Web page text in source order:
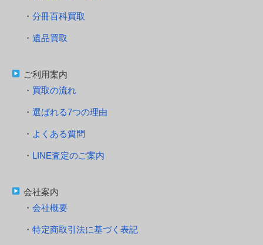
分冊百科買取
遺品買取
ご利用案内
買取の流れ
選ばれる7つの理由
よくある質問
LINE査定のご案内
会社案内
会社概要
特定商取引法に基づく表記